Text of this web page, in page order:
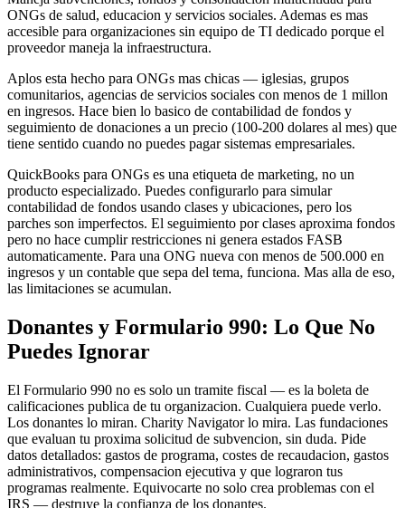
ONGs de salud, educacion y servicios sociales. Ademas es mas
accesible para organizaciones sin equipo de TI dedicado porque el
proveedor maneja la infraestructura.
Aplos esta hecho para ONGs mas chicas — iglesias, grupos
comunitarios, agencias de servicios sociales con menos de 1 millon
en ingresos. Hace bien lo basico de contabilidad de fondos y
seguimiento de donaciones a un precio (100-200 dolares al mes) que
tiene sentido cuando no puedes pagar sistemas empresariales.
QuickBooks para ONGs es una etiqueta de marketing, no un
producto especializado. Puedes configurarlo para simular
contabilidad de fondos usando clases y ubicaciones, pero los
parches son imperfectos. El seguimiento por clases aproxima fondos
pero no hace cumplir restricciones ni genera estados FASB
automaticamente. Para una ONG nueva con menos de 500.000 en
ingresos y un contable que sepa del tema, funciona. Mas alla de eso,
las limitaciones se acumulan.
Donantes y Formulario 990: Lo Que No
Puedes Ignorar
El Formulario 990 no es solo un tramite fiscal — es la boleta de
calificaciones publica de tu organizacion. Cualquiera puede verlo.
Los donantes lo miran. Charity Navigator lo mira. Las fundaciones
que evaluan tu proxima solicitud de subvencion, sin duda. Pide
datos detallados: gastos de programa, costes de recaudacion, gastos
administrativos, compensacion ejecutiva y que lograron tus
programas realmente. Equivocarte no solo crea problemas con el
IRS — destruye la confianza de los donantes.